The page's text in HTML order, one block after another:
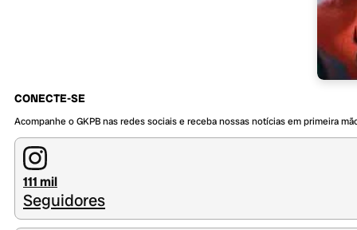
CONECTE-SE
Acompanhe o GKPB nas redes sociais e receba nossas notícias em primeira
111 mil
Seguidores